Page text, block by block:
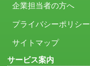
企業担当者の方へ
プライバシーポリシー
サイトマップ
サービス案内